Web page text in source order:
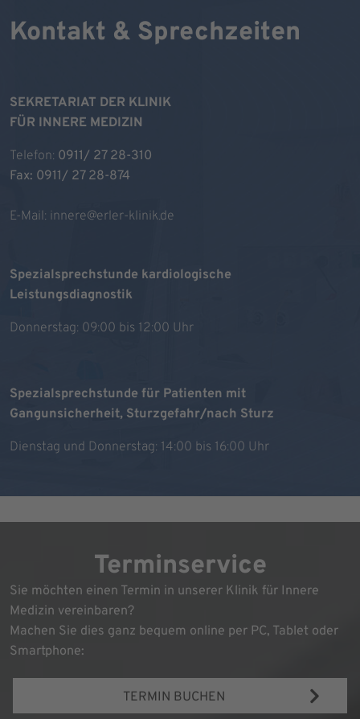
Kontakt & Sprechzeiten
SEKRETARIAT DER KLINIK
FÜR INNERE MEDIZIN
Telefon: 0911/ 27 28-310
Fax: 0911/ 27 28-874
E-Mail: innere@erler-klinik.de
Spezialsprechstunde kardiologische
Leistungsdiagnostik
Donnerstag: 09:00 bis 12:00 Uhr
Spezialsprechstunde für Patienten mit
Gangunsicherheit, Sturzgefahr/nach Sturz
Dienstag und Donnerstag: 14:00 bis 16:00 Uhr
Terminservice
Sie möchten einen Termin in unserer Klinik für Innere
Medizin vereinbaren?
Machen Sie dies ganz bequem online per PC, Tablet oder
Smartphone:
TERMIN BUCHEN